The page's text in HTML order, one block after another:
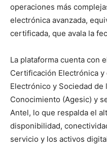
operaciones más
electrónica avanzada,
certificada, que avala la
La plataforma cuenta con
Certificación Electrónica y
Electrónico y Sociedad de
Conocimiento (Agesic) y
Antel, lo que respalda el
disponibilidad,
servicio y los activos